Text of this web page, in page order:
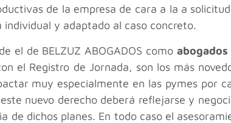
de la empresa de cara a la a
individual y adaptado al caso concreto.
el de BELZUZ ABOGADOS como
el Registro de Jornada, son los más
muy especialmente en las pymes por
nuevo derecho deberá reflejarse y
de dichos planes. En todo caso el